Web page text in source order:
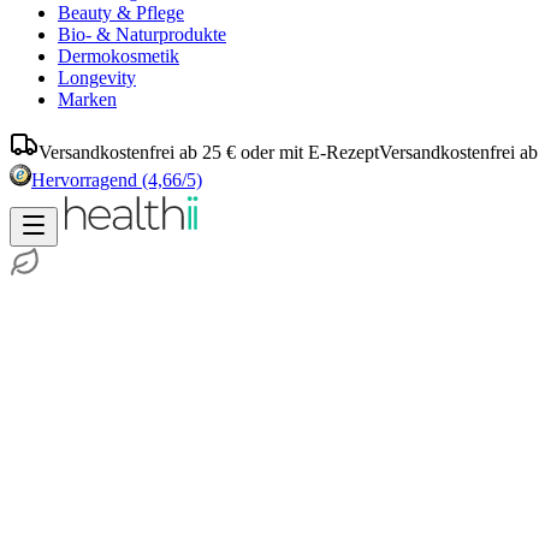
Beauty & Pflege
Bio- & Naturprodukte
Dermokosmetik
Longevity
Marken
Versandkostenfrei ab 25 € oder mit E-RezeptVersandkostenfrei
Hervorragend (4,66/5)